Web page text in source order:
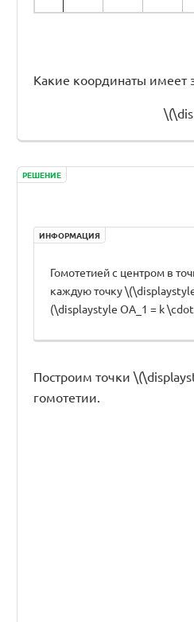
Какие координаты имеет
РЕШЕНИЕ
ИНФОРМАЦИЯ
Гомотетией с центром в
каждую точку
(\displaystyle OA_1 = k
Построим точки
гомотетии.